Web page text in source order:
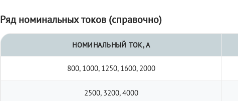
Ряд номинальных токов (справочно)
НОМИНАЛЬНЫЙ ТОК, А
800, 1000, 1250, 1600, 2000
2500, 3200, 4000